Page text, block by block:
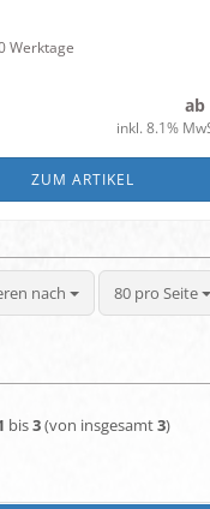
Werktage
ab
inkl. 8.1%
ZUM ARTIKEL
nach
nach 80 pro Seite
pro Seite
bis3(von insgesamt3)